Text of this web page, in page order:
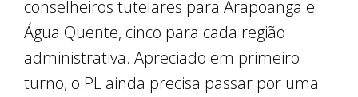
conselheiros tutelares para Arapoanga e
Água Quente, cinco para cada região
administrativa. Apreciado em primeiro
turno, o PL ainda precisa passar por uma